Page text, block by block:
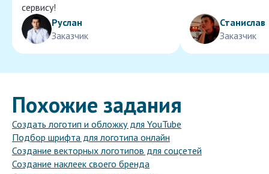
сервису!
Руслан
Заказчик
Станислав
Заказчик
Похожие задания
Создать логотип и обложку для YouTube
Подбор шрифта для логотипа онлайн
Создание векторных логотипов для соцсетей
Создание наклеек своего бренда